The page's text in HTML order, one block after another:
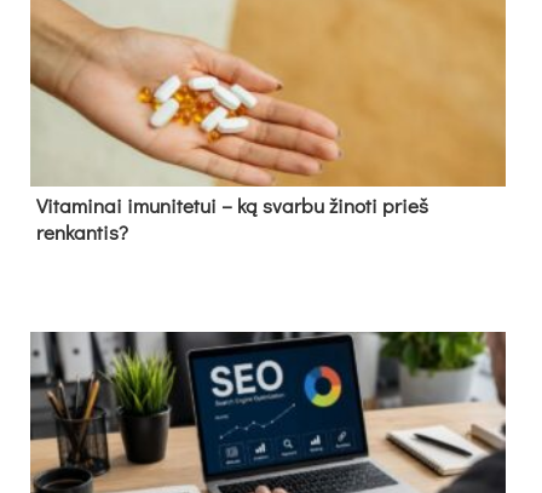
Vitaminai imunitetui – ką svarbu žinoti prieš
renkantis?